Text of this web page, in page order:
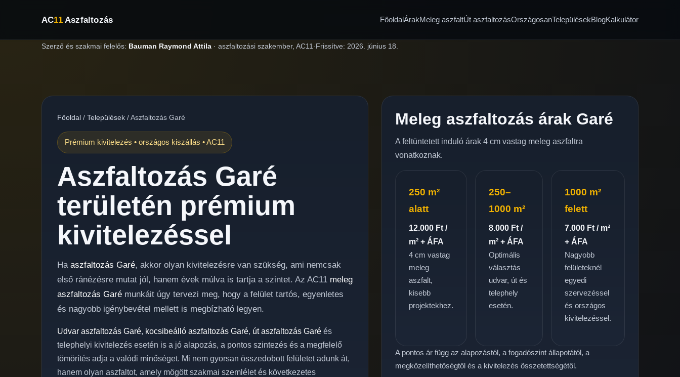
AC11Aszfaltozás FőoldalÁrakMeleg aszfaltÚt aszfaltozásOrszágosanTelepülésekBlogKalkulátor
Szerző és szakmai felelős: Bauman Raymond Attila · aszfaltozási szakember, AC11 ·Frissítve: 2026. június 18.
Főoldal / Települések /Aszfaltozás Garé
Prémium kivitelezés • országos kiszállás • AC11
Aszfaltozás Garé
területén prémium
kivitelezéssel
Ha aszfaltozás Garé, akkor olyan kivitelezésre van szükség, ami nemcsak
első ránézésre mutat jól, hanem évek múlva is tartja a szintet. Az AC11 meleg
aszfaltozás Garé munkáit úgy tervezi meg, hogy a felület tartós, egyenletes
és nagyobb igénybevétel mellett is megbízható legyen.
Udvar aszfaltozás Garé, kocsibeálló aszfaltozás Garé, út aszfaltozás Garé és
telephelyi kivitelezés esetén is a jó alapozás, a pontos szintezés és a megfelelő
tömörítés adja a valódi minőséget. Mi nem gyorsan összedobott felületet adunk át,
hanem olyan aszfaltot, amely mögött szakmai szemlélet és következetes
Meleg aszfaltozás árak Garé
A feltüntetett induló árak 4 cm vastag meleg aszfaltra
vonatkoznak.
250 m²
alatt
12.000 Ft /
m² + ÁFA
4 cm vastag
meleg
aszfalt,
kisebb
projektekhez.
250–
1000 m²
8.000 Ft /
m² + ÁFA
Optimális
választás
udvar, út és
telephely
esetén.
1000 m²
felett
7.000 Ft / m²
+ ÁFA
Nagyobb
felületeknél
egyedi
szervezéssel
és országos
kivitelezéssel.
A pontos ár függ az alapozástól, a fogadószint állapotától, a
megközelíthetőségtől és a kivitelezés összetettségétől.